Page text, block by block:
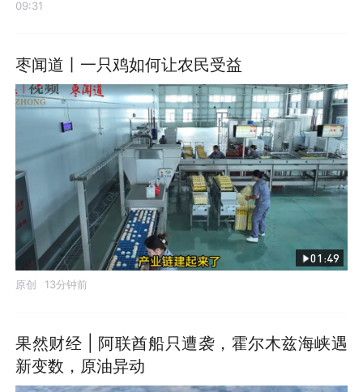
09:31
枣闻道丨一只鸡如何让农民受益
01:49
原创 13分钟前
果然财经 | 阿联酋船只遭袭，霍尔木兹海峡遇
新变数，原油异动